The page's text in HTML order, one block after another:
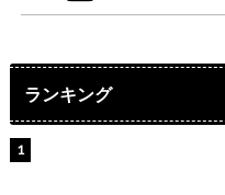
ランキング